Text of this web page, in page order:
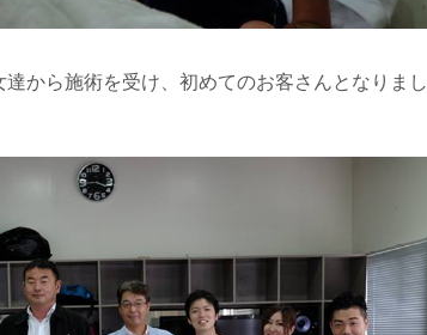
から施術を受け、初めてのお客さんとなりまし